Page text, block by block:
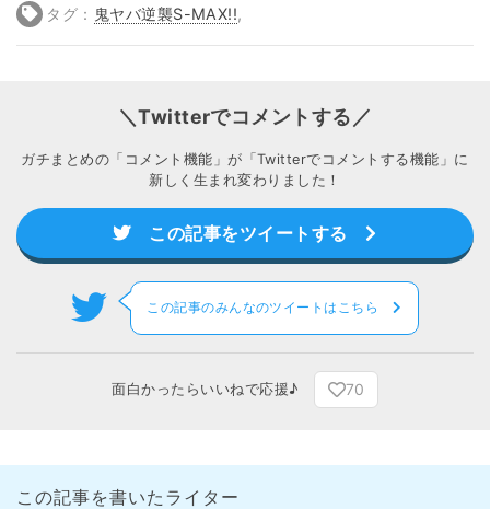
タグ： 鬼ヤバ逆襲S-MAX!!,
＼Twitterでコメントする／
ガチまとめの「コメント機能」が「Twitterでコメントする機能」に
新しく生まれ変わりました！
この記事をツイートする
この記事のみんなのツイートはこちら
面白かったらいいねで応援♪ 70
この記事を書いたライター